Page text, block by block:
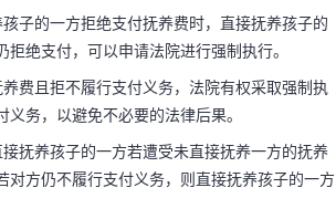
子的一方拒绝支付抚养费时，直接抚养孩子的
绝支付，可以申请法院进行强制执行。
费且拒不履行支付义务，法院有权采取强制执
务，以避免不必要的法律后果。
抚养孩子的一方若遭受未直接抚养一方的抚养
方仍不履行支付义务，则直接抚养孩子的一方